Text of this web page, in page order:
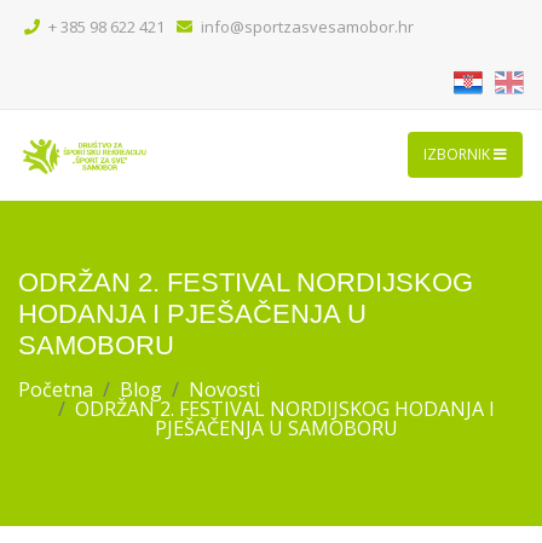
+ 385 98 622 421 info@sportzasvesamobor.hr
IZBORNIK
ODRŽAN 2. FESTIVAL NORDIJSKOG
HODANJA I PJEŠAČENJA U
SAMOBORU
Početna Blog Novosti
ODRŽAN 2. FESTIVAL NORDIJSKOG HODANJA I
PJEŠAČENJA U SAMOBORU